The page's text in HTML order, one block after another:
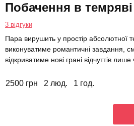
Побачення в темряві
3 відгуки
Пара вирушить у простір абсолютної
виконуватиме романтичні завдання,
відкриватиме нові грані відчуттів
2500 грн 2 люд. 1 год.